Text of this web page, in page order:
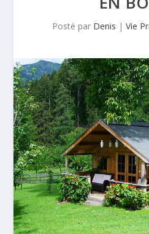
Posté par Denis | Vie